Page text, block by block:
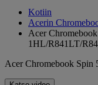
Kotiin
Acerin
Acer
1HL/R841LT/
Acer Chromebook Spin